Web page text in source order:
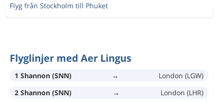
Flyg från Stockholm till Phuket
Flyglinjer med Aer Lingus
1 Shannon (SNN) →
London (LGW)
2 Shannon (SNN)
→
London (LHR)